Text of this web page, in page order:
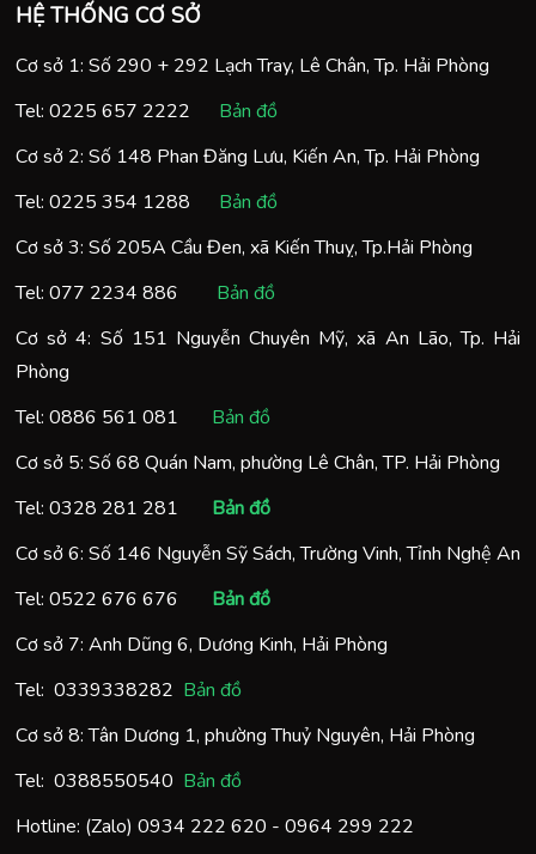
HỆ THỐNG CƠ SỞ
Cơ sở 1: Số 290 + 292 Lạch Tray, Lê Chân, Tp. Hải Phòng
Tel: 0225 657 2222
Bản đồ
Cơ sở 2: Số 148 Phan Đăng Lưu, Kiến An, Tp. Hải Phòng
Tel: 0225 354 1288
Bản đồ
Cơ sở 3: Số 205A Cầu Đen, xã Kiến Thuỵ, Tp.Hải Phòng
Tel: 077 2234 886
Bản đồ
Cơ sở 4: Số 151 Nguyễn Chuyên Mỹ, xã An Lão, Tp. Hải
Phòng
Tel: 0886 561 081
Bản đồ
Cơ sở 5: Số 68 Quán Nam, phường Lê Chân, TP. Hải Phòng
Tel: 0328 281 281
Bản đồ
Cơ sở 6: Số 146 Nguyễn Sỹ Sách, Trường Vinh, Tỉnh Nghệ An
Tel: 0522 676 676
Bản đồ
Cơ sở 7: Anh Dũng 6, Dương Kinh, Hải Phòng
Tel: 0339338282 Bản đồ
Cơ sở 8: Tân Dương 1, phường Thuỷ Nguyên, Hải Phòng
Tel: 0388550540 Bản đồ
Hotline: (Zalo) 0934 222 620 - 0964 299 222